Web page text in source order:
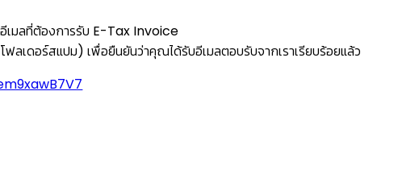
เมลที่ต้องการรับ E-Tax Invoice
ลเดอร์สแปม) เพื่อยืนยันว่าคุณได้รับอีเมลตอบรับจากเราเรียบร้อยแล้ว